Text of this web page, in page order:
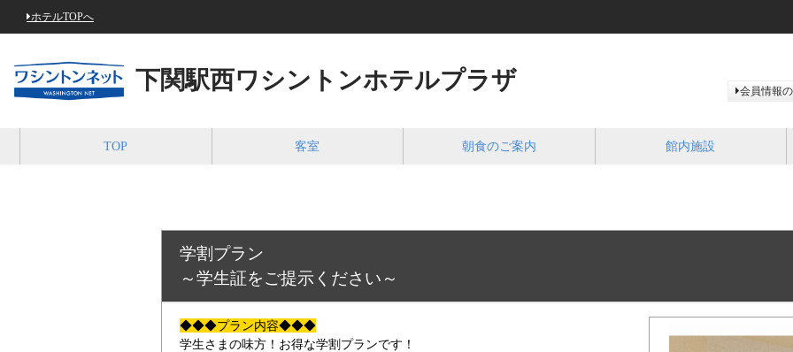
ホテルTOPへ
下関駅西ワシントンホテルプラザ 会員情報
TOP 客室 朝食のご案内 館内施設
学割プラン
～学生証をご提示ください～
◆◆◆プラン内容◆◆◆
学生さまの味方！お得な学割プランです！